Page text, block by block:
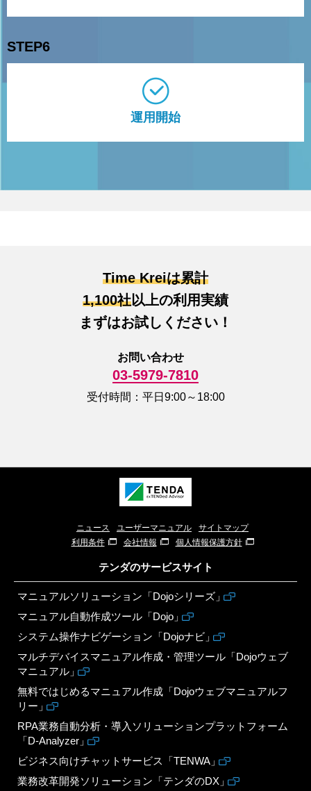
STEP6
運用開始
Time Kreiは累計
1,100社以上の利用実績
まずはお試しください！
お問い合わせ
03-5979-7810
受付時間：平日9:00～18:00
ニュース ユーザーマニュアル
サイトマップ
利用条件
会社情報 個人情報保護方針
テンダのサービスサイト
マニュアルソリューション「Dojoシリーズ」
マニュアル自動作成ツール「Dojo」
システム操作ナビゲーション「Dojoナビ」
マルチデバイスマニュアル作成・管理ツール「Dojoウェブ
マニュアル」
無料ではじめるマニュアル作成「Dojoウェブマニュアルフ
リー」
RPA業務自動分析・導入ソリューションプラットフォーム
「D-Analyzer」
ビジネス向けチャットサービス「TENWA」
業務改革開発ソリューション「テンダのDX」